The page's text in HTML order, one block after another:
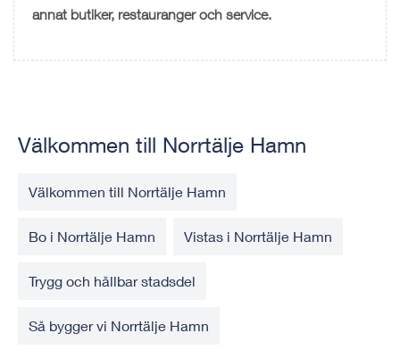
annat butiker, restauranger och service.
Välkommen till Norrtälje Hamn
Välkommen till Norrtälje Hamn
Bo i Norrtälje Hamn Vistas i Norrtälje Hamn
Trygg och hållbar stadsdel
Så bygger vi Norrtälje Hamn